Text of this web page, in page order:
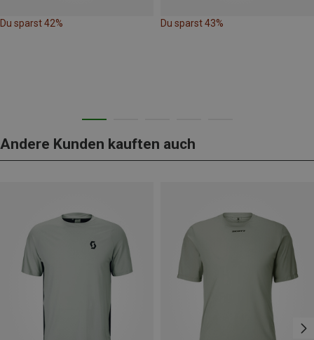
Du sparst 42% Du sparst 43%
Andere Kunden kauften auch